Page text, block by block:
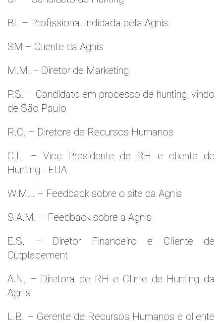
BL – Profissional indicada pela Agnis
SM – Cliente da Agnis
M.M. – Diretor de Marketing
P.S. – Candidato em processo de hunting, vindo
de São Paulo
R.C. – Diretora de Recursos Humanos
C.L. – Vice Presidente de RH e cliente de
Hunting - EUA
W.M.l. – Feedback sobre o site da Agnis
S.A.M. – Feedback sobre a Agnis
E.S. – Diretor Financeiro e Cliente de
Outplacement
A.N. – Diretora de RH e Clinte de Hunting da
Agnis
L.B. – Gerente de Recursos Humanos e cliente